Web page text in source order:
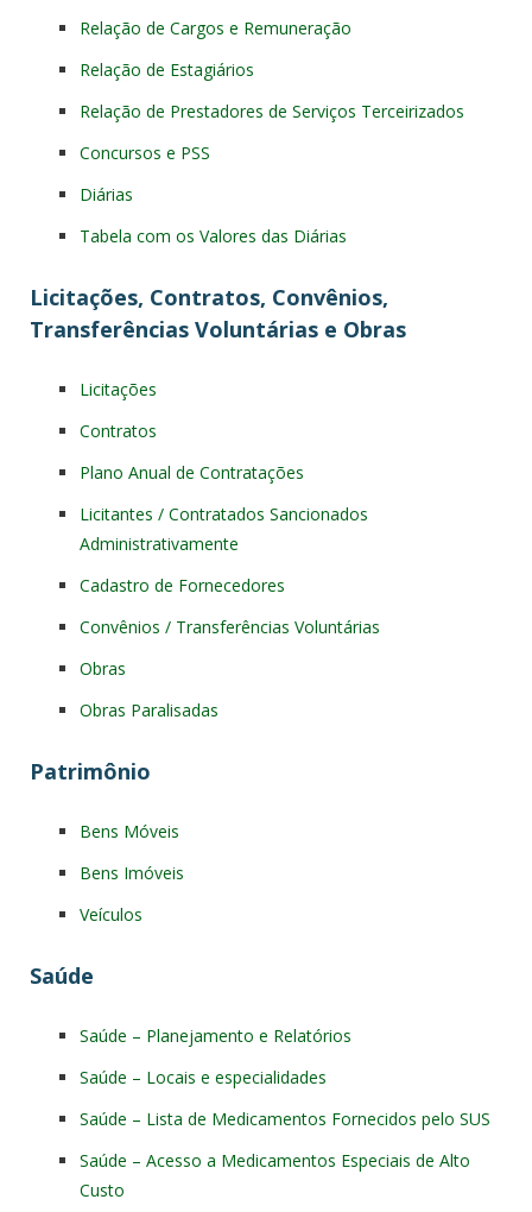
Relação de Cargos e Remuneração
Relação de Estagiários
Relação de Prestadores de Serviços Terceirizados
Concursos e PSS
Diárias
Tabela com os Valores das Diárias
Licitações, Contratos, Convênios,
Transferências Voluntárias e Obras
Licitações
Contratos
Plano Anual de Contratações
Licitantes / Contratados Sancionados
Administrativamente
Cadastro de Fornecedores
Convênios / Transferências Voluntárias
Obras
Obras Paralisadas
Patrimônio
Bens Móveis
Bens Imóveis
Veículos
Saúde
Saúde – Planejamento e Relatórios
Saúde – Locais e especialidades
Saúde – Lista de Medicamentos Fornecidos pelo SUS
Saúde – Acesso a Medicamentos Especiais de Alto
Custo